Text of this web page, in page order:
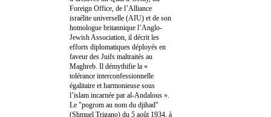
Foreign Office, de l’Alliance
israélite universelle (AIU) et de son
homologue britannique l’Anglo-
Jewish Association, il décrit les
efforts diplomatiques déployés en
faveur des Juifs maltraités au
Maghreb. Il démythifie la «
tolérance interconfessionnelle
égalitaire et harmonieuse sous
l’islam incarnée par al-Andalous ».
Le "pogrom au nom du djihad"
(Shmuel Trigano) du 5 août 1934, à